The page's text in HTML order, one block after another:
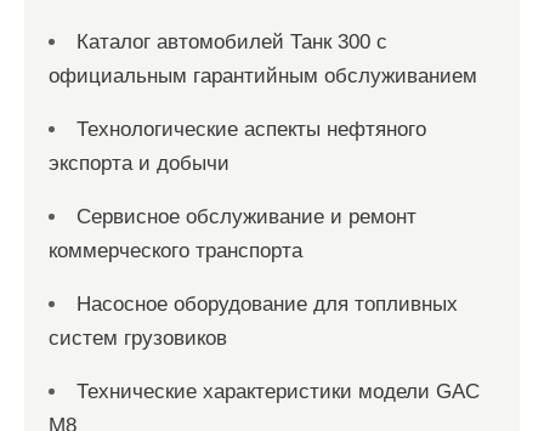
Каталог автомобилей Танк 300 с
официальным гарантийным обслуживанием
Технологические аспекты нефтяного
экспорта и добычи
Сервисное обслуживание и ремонт
коммерческого транспорта
Насосное оборудование для топливных
систем грузовиков
Технические характеристики модели GAC
M8